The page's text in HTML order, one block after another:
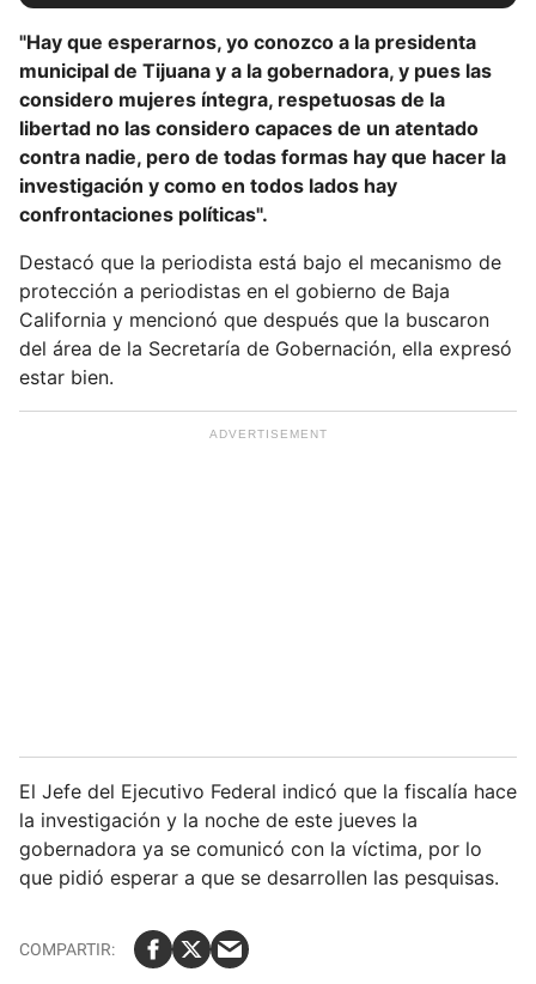
e
"Hay que esperarnos, yo conozco a la presidenta
municipal de Tijuana y a la gobernadora, y pues las
considero mujeres íntegra, respetuosas de la
libertad no las considero capaces de un atentado
contra nadie, pero de todas formas hay que hacer la
investigación y como en todos lados hay
confrontaciones políticas".
Destacó que la periodista está bajo el mecanismo de
protección a periodistas en el gobierno de Baja
California y mencionó que después que la buscaron
del área de la Secretaría de Gobernación, ella expresó
estar bien.
El Jefe del Ejecutivo Federal indicó que la fiscalía hace
la investigación y la noche de este jueves la
gobernadora ya se comunicó con la víctima, por lo
que pidió esperar a que se desarrollen las pesquisas.